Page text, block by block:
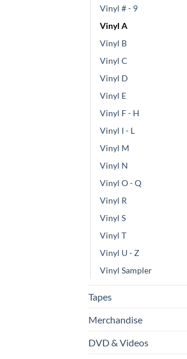
Vinyl # - 9
Vinyl A
Vinyl B
Vinyl C
Vinyl D
Vinyl E
Vinyl F - H
Vinyl I - L
Vinyl M
Vinyl N
Vinyl O - Q
Vinyl R
Vinyl S
Vinyl T
Vinyl U - Z
Vinyl Sampler
Tapes
Merchandise
DVD & Videos